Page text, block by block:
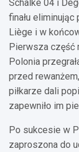
Schalke 04 i
finału
Liège i w
Pierwsza część
Polonia
przed
piłkarze dali
zapewniło im
Po sukcesie w
zaproszona do